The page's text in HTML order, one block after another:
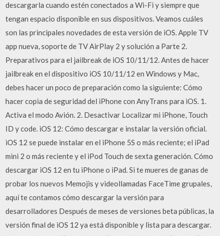
descargarla cuando estén conectados a Wi-Fi y siempre que
tengan espacio disponible en sus dispositivos. Veamos cuáles
son las principales novedades de esta versión de iOS. Apple TV
app nueva, soporte de TV AirPlay 2 y solución a Parte 2.
Preparativos para el jailbreak de iOS 10/11/12. Antes de hacer
jailbreak en el dispositivo iOS 10/11/12 en Windows y Mac,
debes hacer un poco de preparación como la siguiente: Cómo
hacer copia de seguridad del iPhone con AnyTrans para iOS. 1.
Activa el modo Avión. 2. Desactivar Localizar mi iPhone, Touch
ID y code. iOS 12: Cómo descargar e instalar la versión oficial.
iOS 12 se puede instalar en el iPhone 5S o más reciente; el iPad
mini 2 o más reciente y el iPod Touch de sexta generación. Cómo
descargar iOS 12 en tu iPhone o iPad. Si te mueres de ganas de
probar los nuevos Memojis y videollamadas FaceTime grupales,
aquí te contamos cómo descargar la versión para
desarrolladores Después de meses de versiones beta públicas, la
versión final de iOS 12 ya está disponible y lista para descargar.